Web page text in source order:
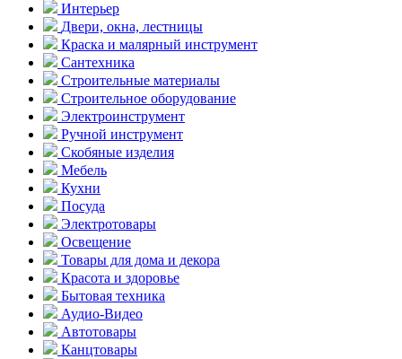
Интерьер
Двери, окна, лестницы
Краска и малярный инструмент
Сантехника
Строительные материалы
Строительное оборудование
Электроинструмент
Ручной инструмент
Скобяные изделия
Мебель
Кухни
Посуда
Электротовары
Освещение
Товары для дома и декора
Красота и здоровье
Бытовая техника
Аудио-Видео
Автотовары
Канцтовары